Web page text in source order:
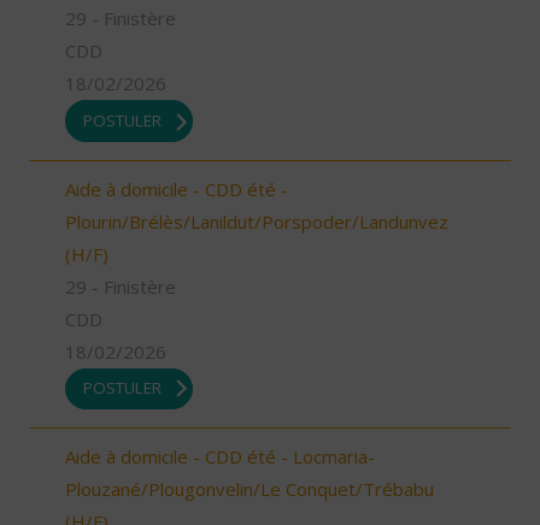
29 - Finistère
CDD
18/02/2026
POSTULER
Aide à domicile - CDD été -
Plourin/Brélès/Lanildut/Porspoder/Landunvez
(H/F)
29 - Finistère
CDD
18/02/2026
POSTULER
Aide à domicile - CDD été - Locmaria-
Plouzané/Plougonvelin/Le Conquet/Trébabu